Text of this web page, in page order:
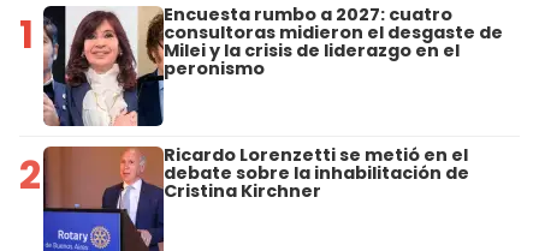
1 Encuesta rumbo a 2027: cuatro
consultoras midieron el desgaste de
Milei y la crisis de liderazgo en el
peronismo
2 Ricardo Lorenzetti se metió en el
debate sobre la inhabilitación de
Cristina Kirchner